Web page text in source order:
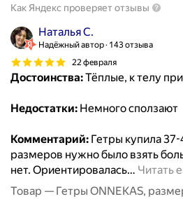
Как Яндекс проверяет отзывы
Наталья С.
Надёжный автор 143 отзыва
22 февраля
Достоинства:Тёплые, к телу
Недостатки: Немного сползают
Комментарий: Гетры купила 37-
размеров нужно было взять
нет. Ориентировалась… Читать
Товар — Гетры ONNEKAS,